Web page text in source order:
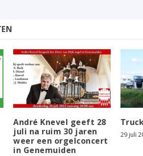
André Knevel geeft 28
juli na ruim 30 jaren
weer een orgelconcert
in Genemuiden
29 juli